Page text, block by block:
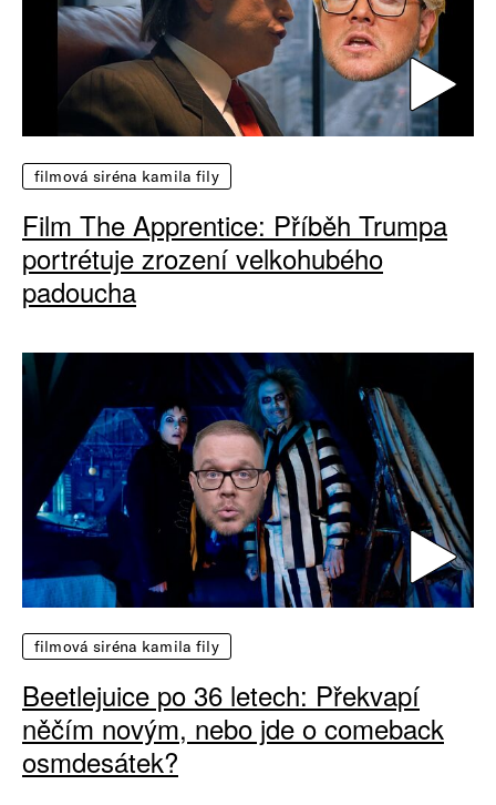
filmová siréna kamila fily
Film The Apprentice: Příběh Trumpa
portrétuje zrození velkohubého
padoucha
filmová siréna kamila fily
Beetlejuice po 36 letech: Překvapí
něčím novým, nebo jde o comeback
osmdesátek?